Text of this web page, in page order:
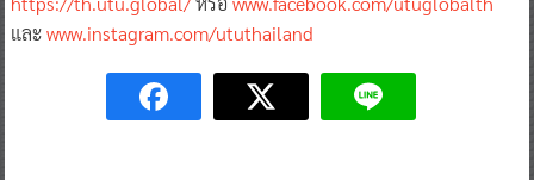
และwww.instagram.com/ututhailand